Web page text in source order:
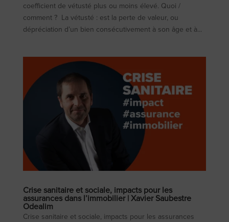
coefficient de vétusté plus ou moins élevé. Quoi /
comment ? La vétusté : est la perte de valeur, ou
dépréciation d’un bien consécutivement à son âge et à...
Crise sanitaire et sociale, impacts pour les
assurances dans l’immobilier | Xavier Saubestre
Odealim
Crise sanitaire et sociale, impacts pour les assurances